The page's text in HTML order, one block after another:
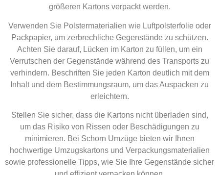
größeren Kartons verpackt werden.
Verwenden Sie Polstermaterialien wie Luftpolsterfolie oder
Packpapier, um zerbrechliche Gegenstände zu schützen.
Achten Sie darauf, Lücken im Karton zu füllen, um ein
Verrutschen der Gegenstände während des Transports zu
verhindern. Beschriften Sie jeden Karton deutlich mit dem
Inhalt und dem Bestimmungsraum, um das Auspacken zu
erleichtern.
Stellen Sie sicher, dass die Kartons nicht überladen sind,
um das Risiko von Rissen oder Beschädigungen zu
minimieren. Bei Schorn Umzüge bieten wir Ihnen
hochwertige Umzugskartons und Verpackungsmaterialien
sowie professionelle Tipps, wie Sie Ihre Gegenstände sicher